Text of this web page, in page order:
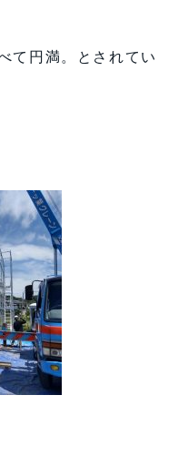
て円満。とされてい